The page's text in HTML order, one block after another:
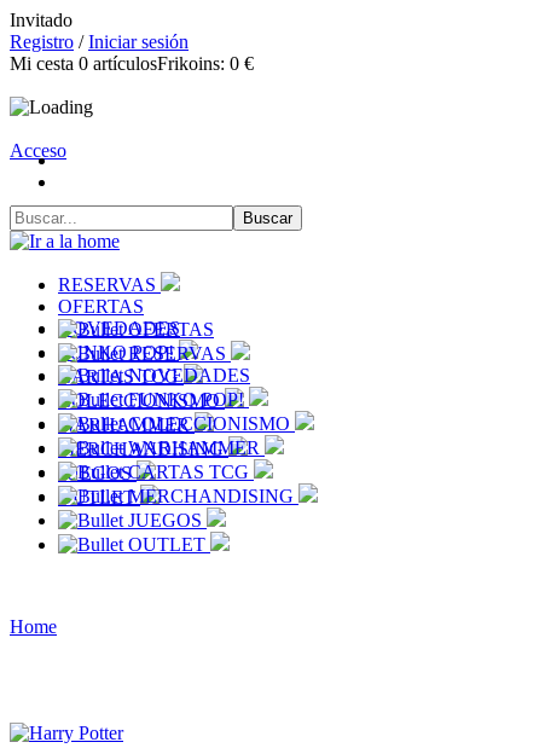
Invitado
Registro /Iniciar sesión
Mi cesta 0 artículosFrikoins: 0 €
Acceso
RESERVAS
OFERTAS
NOVEDADES
FUNKO POP!
CARTAS TCG
COLECCIONISMO
WARHAMMER
MERCHANDISING
JUEGOS
OUTLET
OFERTAS
RESERVAS
NOVEDADES
FUNKO POP!
COLECCIONISMO
WARHAMMER
CARTAS TCG
MERCHANDISING
JUEGOS
OUTLET
Home